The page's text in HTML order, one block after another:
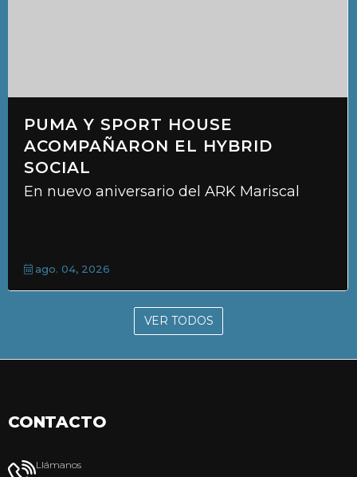
“TRIKI” Y EL “GUMA”, EN LA
PUNTA
Dos victorias, consolidan a los clubes con
alianza con KEMSA
jul. 31, 2026
VER TODOS
CONTACTO
Llámanos